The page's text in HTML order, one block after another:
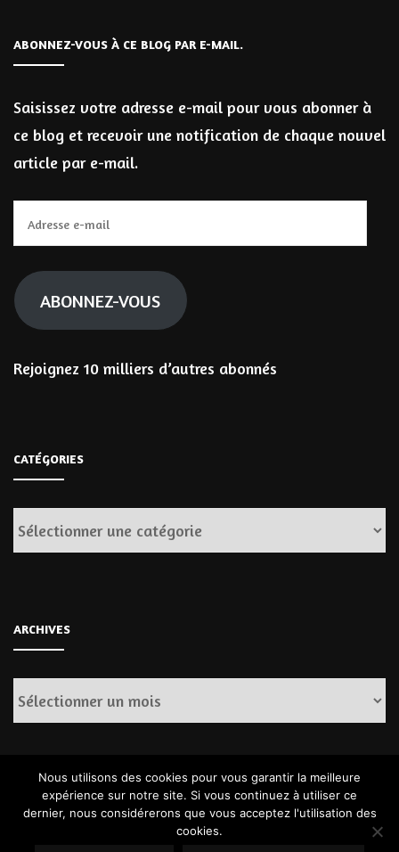
ABONNEZ-VOUS À CE BLOG PAR E-MAIL.
Saisissez votre adresse e-mail pour vous abonner à
ce blog et recevoir une notification de chaque nouvel
article par e-mail.
e-
mail
ABONNEZ-VOUS
Rejoignez 10 milliers d’autres abonnés
CATÉGORIES
Catégories
ARCHIVES
Archives
Nous utilisons des cookies pour vous garantir la meilleure
expérience sur notre site. Si vous continuez à utiliser ce
dernier, nous considérerons que vous acceptez l'utilisation des
cookies.